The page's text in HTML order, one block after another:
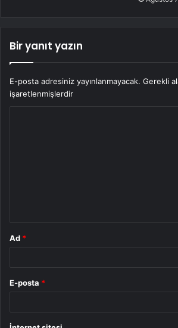
Bir yanıt yazın
E-posta adresiniz yayınlanmayacak. Gerekli
işaretlenmişlerdir
Ad *
E-posta *